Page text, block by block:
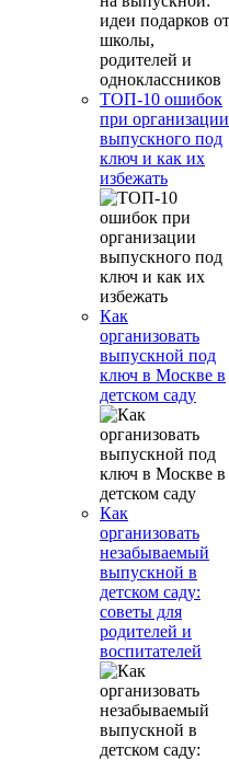
ТОП-10 ошибок
при организации
выпускного под
ключ и как их
избежать
Как
организовать
выпускной под
ключ в Москве в
детском саду
Как
организовать
незабываемый
выпускной в
детском саду:
советы для
родителей и
воспитателей